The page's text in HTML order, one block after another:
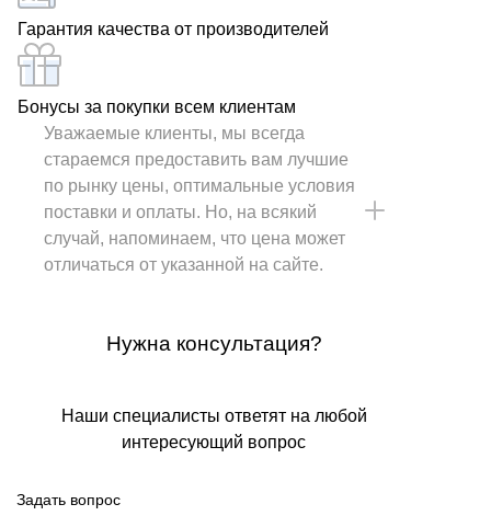
Гарантия качества от производителей
Бонусы за покупки всем клиентам
Уважаемые клиенты, мы всегда
стараемся предоставить вам лучшие
по рынку цены, оптимальные условия
поставки и оплаты. Но, на всякий
случай, напоминаем, что цена может
отличаться от указанной на сайте.
Нужна консультация?
Наши специалисты ответят на любой
интересующий вопрос
Задать вопрос